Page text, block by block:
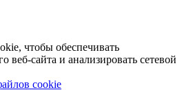
чтобы обеспечивать
веб-сайта и анализировать сетевой
cookie